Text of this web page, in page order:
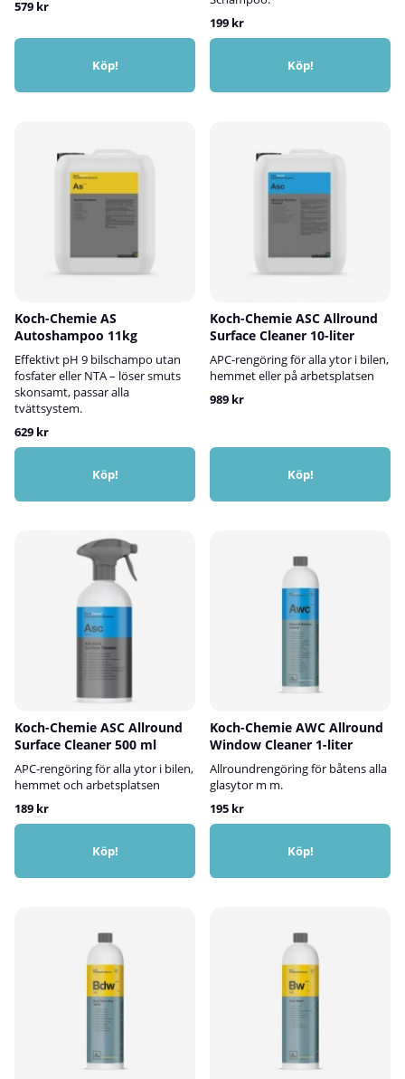
579 kr
Köp!
199 kr
Köp!
Koch-Chemie AS
Autoshampoo 11kg
Effektivt pH 9 bilschampo utan
fosfater eller NTA – löser smuts
skonsamt, passar alla
tvättsystem.
629 kr
Köp!
Koch-Chemie ASC Allround
Surface Cleaner 10-liter
APC-rengöring för alla ytor i bilen,
hemmet eller på arbetsplatsen
989 kr
Köp!
Koch-Chemie ASC Allround
Surface Cleaner 500 ml
APC-rengöring för alla ytor i bilen,
hemmet och arbetsplatsen
189 kr
Köp!
Koch-Chemie AWC Allround
Window Cleaner 1-liter
Allroundrengöring för båtens alla
glasytor m m.
195 kr
Köp!